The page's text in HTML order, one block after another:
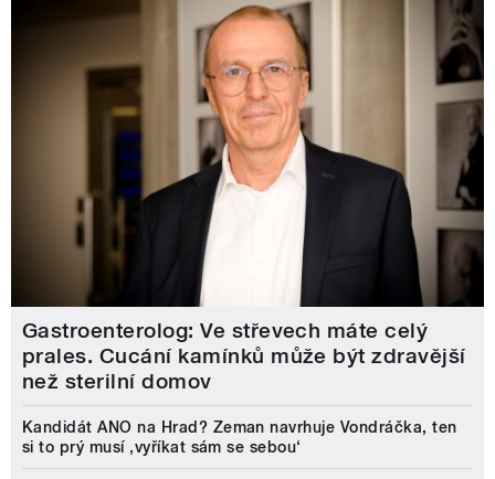
Gastroenterolog: Ve střevech máte celý
prales. Cucání kamínků může být zdravější
než sterilní domov
Kandidát ANO na Hrad? Zeman navrhuje Vondráčka, ten
si to prý musí ‚vyříkat sám se sebou‘